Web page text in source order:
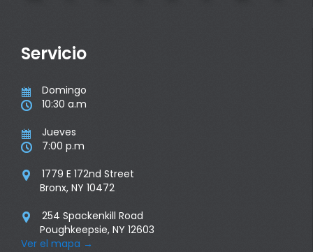
Servicio
 Domingo
 10:30 a.m
 Jueves
 7:00 p.m

1779 E 172nd Street
Bronx, NY 10472

254 Spackenkill Road
Poughkeepsie, NY 12603
Ver el mapa →